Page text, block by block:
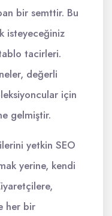
bir semttir. Bu
isteyeceğiniz
tacirleri.
değerli
için
gelmiştir.
yetkin SEO
yerine, kendi
her bir